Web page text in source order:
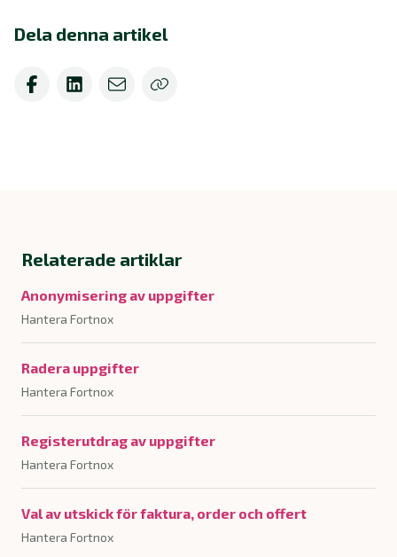
Dela denna artikel
Relaterade artiklar
Anonymisering av uppgifter
Hantera Fortnox
Radera uppgifter
Hantera Fortnox
Registerutdrag av uppgifter
Hantera Fortnox
Val av utskick för faktura, order och offert
Hantera Fortnox